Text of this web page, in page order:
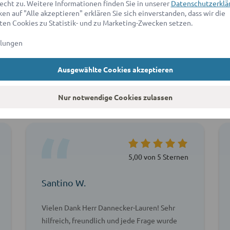
unsere Kunden über
5,00 von 5 Sternen
Santino W.
Vielen Dank Herr Dannecker-Lauren! Sehr
hilfreich, freundlich und jede Frage wurde
zu. Weitere Informationen finden Sie in unserer
auf "Alle akzeptieren" erklären Sie sich einverstanden, dass wir die
Cookies zu Statistik- und zu Marketing-Zwecken setzen.
Ausgewählte Cookies akzeptieren
Nur notwendige Cookies zulassen